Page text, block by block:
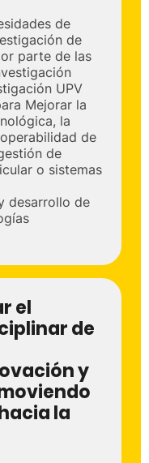
de
de
parte de las
UPV
Mejorar la
la
de
de
o sistemas
desarrollo de
el
de
y
la